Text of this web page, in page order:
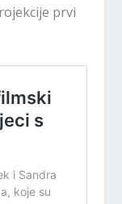
prvi